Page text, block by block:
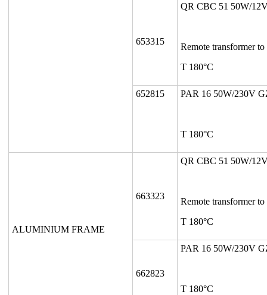
653315
QR CBC 51 50W/
Remote transformer to
T 180°C
652815 PAR 16 50W/230V
T 180°C
ALUMINIUM FRAME
663323
QR CBC 51 50W/
Remote transformer to
T 180°C
662823
PAR 16 50W/230V
T 180°C